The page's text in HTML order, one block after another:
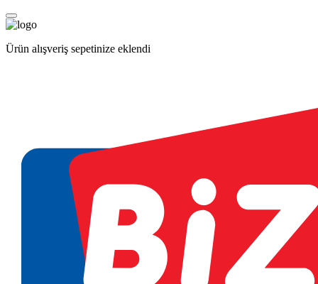
Ürün alışveriş sepetinize eklendi